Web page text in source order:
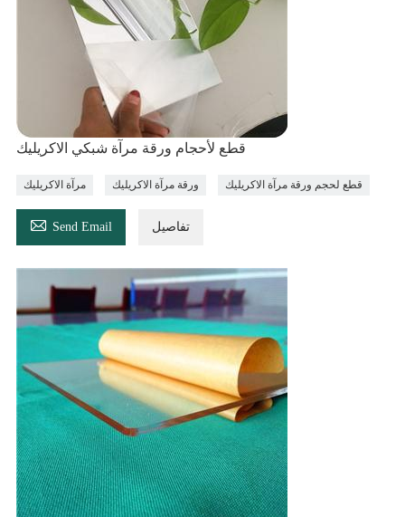
قطع لأحجام ورقة مرآة شبكي الاكريليك
مرآة الاكريليك ورقة مرآة الاكريليك قطع لحجم ورقة مرآة الاكريليك
 Send Email تفاصيل